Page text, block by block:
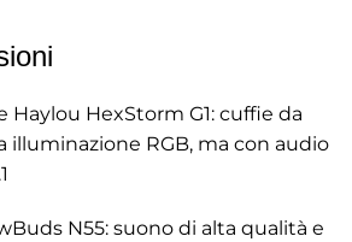
Haylou HexStorm G1: cuffie da
illuminazione RGB, ma con audio
N55: suono di alta qualità e